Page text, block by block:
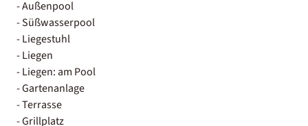
- Außenpool
- Süßwasserpool
- Liegestuhl
- Liegen
- Liegen: am Pool
- Gartenanlage
- Terrasse
- Grillplatz